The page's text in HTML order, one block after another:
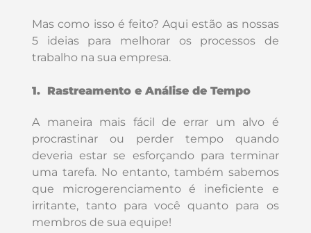
Mas como isso é feito? Aqui estão as nossas
5 ideias para melhorar os processos de
trabalho na sua empresa.
1. Rastreamento e Análise de Tempo
A maneira mais fácil de errar um alvo é
procrastinar ou perder tempo quando
deveria estar se esforçando para terminar
uma tarefa. No entanto, também sabemos
que microgerenciamento é ineficiente e
irritante, tanto para você quanto para os
membros de sua equipe!